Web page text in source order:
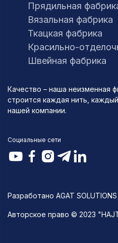
Прядильная
Вязальная фабрика
Ткацкая фабрика
Красильно-
Швейная фабрика
Качество – наша неизменная
строится каждая нить,
нашей компании.
Социальные сети
Авторское право © 2023
Разработано AGAT SOLUTIONS